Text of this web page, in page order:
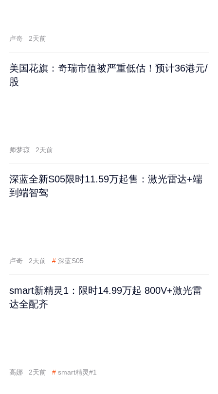
卢奇 2天前
美国花旗：奇瑞市值被严重低估！预计36港元/
股
师梦琼 2天前
深蓝全新S05限时11.59万起售：激光雷达+端
到端智驾
卢奇 2天前 # 深蓝S05
smart新精灵1：限时14.99万起 800V+激光雷
达全配齐
高娜 2天前 # smart精灵#1